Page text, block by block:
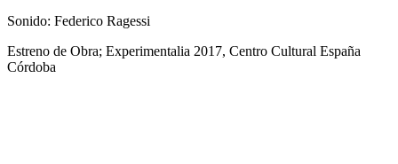
Sonido: Federico Ragessi
Estreno de Obra; Experimentalia 2017, Centro Cultural España
Córdoba